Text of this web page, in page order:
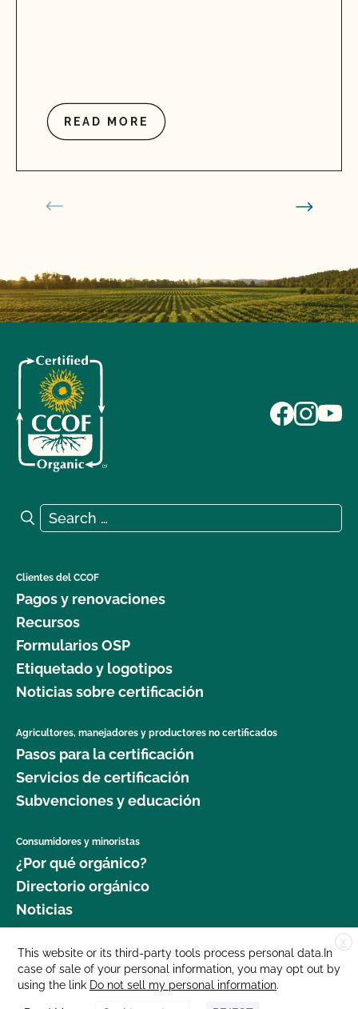
READ MORE
Search for:
Search
Clientes del CCOF
Pagos y renovaciones
Recursos
Formularios OSP
Etiquetado y logotipos
Noticias sobre certificación
Agricultores, manejadores y productores no certificados
Pasos para la certificación
Servicios de certificación
Subvenciones y educación
Consumidores y minoristas
¿Por qué orgánico?
Directorio orgánico
Noticias
Donar
Carreras profesionales
Sala de prensa
X
This website or its third-party tools process personal data.In
case of sale of your personal information, you may opt out by
using the link Do not sell my personal information.